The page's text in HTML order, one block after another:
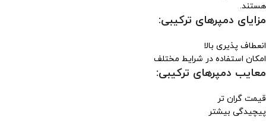
هستند.
مزایای دمپرهای ترکیبی:
انعطاف پذیری بالا
امکان استفاده در شرایط مختلف
معایب دمپرهای ترکیبی:
قیمت گران تر
پیچیدگی بیشتر